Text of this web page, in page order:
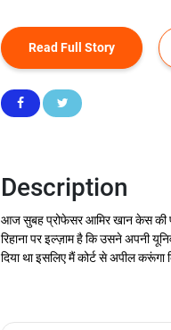
Read Full Story
Description
आज सुबह प्रोफेसर आमिर खान केस की
रिहाना पर इल्ज़ाम है कि उसने अपनी
दिया था इसलिए मैं कोर्ट से अपील